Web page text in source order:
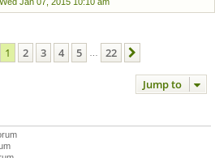
1of 22
1 2 3 4 5 22
Jump to